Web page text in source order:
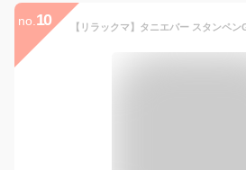
no. 10